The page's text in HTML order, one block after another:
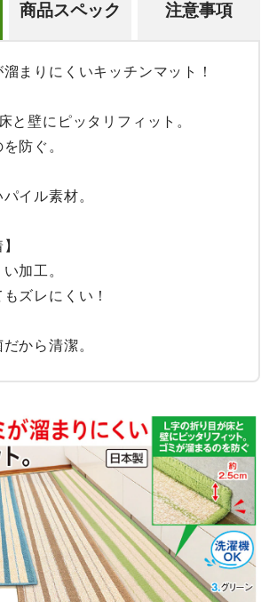
商品スペック 注意事項
まりにくいキッチンマット！
と壁にピッタリフィット。
防ぐ。
イル素材。
加工。
ズレにくい！
から清潔。